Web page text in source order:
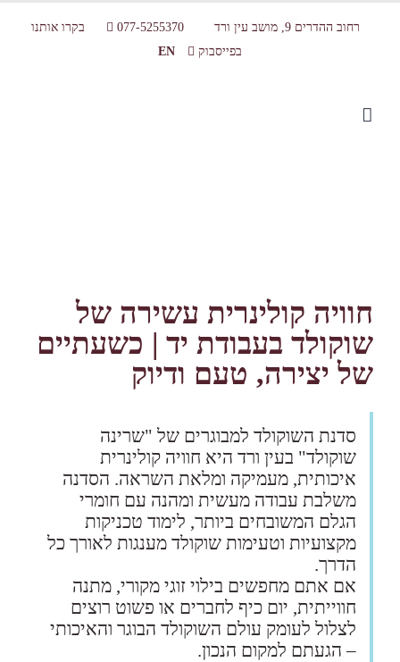
רחוב ההדרים 9, מושב עין ורד 077-5255370
בקרו אותנו
בפייסבוק
EN
חוויה קולינרית עשירה של
שוקולד בעבודת יד | כשעתיים
של יצירה, טעם ודיוק
סדנת השוקולד למבוגרים של "שרינה
שוקולד" בעין ורד היא חוויה קולינרית
איכותית, מעמיקה ומלאת השראה. הסדנה
משלבת עבודה מעשית ומהנה עם חומרי
הגלם המשובחים ביותר, לימוד טכניקות
מקצועיות וטעימות שוקולד מענגות לאורך כל
הדרך.
אם אתם מחפשים בילוי זוגי מקורי, מתנה
חווייתית, יום כיף לחברים או פשוט רוצים
לצלול לעומק עולם השוקולד הבוגר והאיכותי
– הגעתם למקום הנכון.